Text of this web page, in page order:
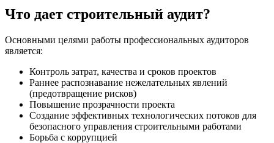
Что дает строительный аудит?
Основными целями работы профессиональных аудиторов
является:
Контроль затрат, качества и сроков проектов
Раннее распознавание нежелательных явлений
(предотвращение рисков)
Повышение прозрачности проекта
Создание эффективных технологических потоков для
безопасного управления строительными работами
Борьба с коррупцией